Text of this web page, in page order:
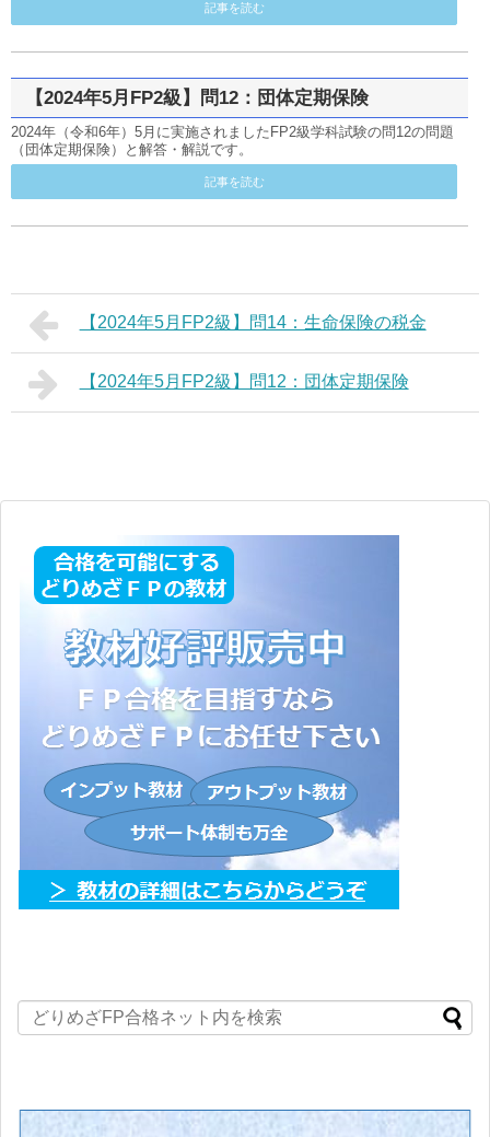
記事を読む
【2024年5月FP2級】問12：団体定期保険
2024年（令和6年）5月に実施されましたFP2級学科試験の問12の問題
（団体定期保険）と解答・解説です。
記事を読む
【2024年5月FP2級】問14：生命保険の税金
【2024年5月FP2級】問12：団体定期保険